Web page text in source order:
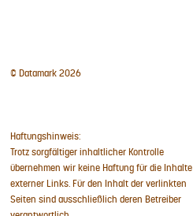
© Datamark 2026
Haftungshinweis:
Trotz sorgfältiger inhaltlicher Kontrolle
übernehmen wir keine Haftung für die Inhalte
externer Links. Für den Inhalt der verlinkten
Seiten sind ausschließlich deren Betreiber